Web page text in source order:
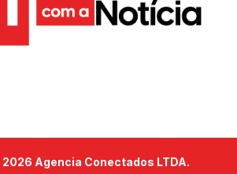
Agencia Conectados LTDA.